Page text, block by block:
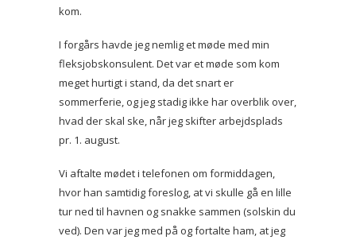
kom.
I forgårs havde jeg nemlig et møde med min
fleksjobskonsulent. Det var et møde som kom
meget hurtigt i stand, da det snart er
sommerferie, og jeg stadig ikke har overblik over,
hvad der skal ske, når jeg skifter arbejdsplads
pr. 1. august.
Vi aftalte mødet i telefonen om formiddagen,
hvor han samtidig foreslog, at vi skulle gå en lille
tur ned til havnen og snakke sammen (solskin du
ved). Den var jeg med på og fortalte ham, at jeg